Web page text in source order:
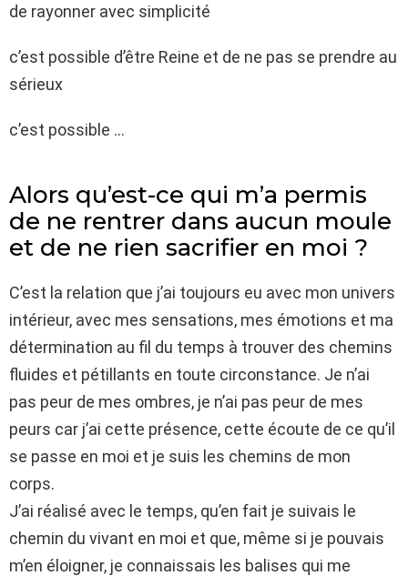
de rayonner avec simplicité
c’est possible d’être Reine et de ne pas se prendre au
sérieux
c’est possible …
Alors qu’est-ce qui m’a permis
de ne rentrer dans aucun moule
et de ne rien sacrifier en moi ?
C’est la relation que j’ai toujours eu avec mon univers
intérieur, avec mes sensations, mes émotions et ma
détermination au fil du temps à trouver des chemins
fluides et pétillants en toute circonstance. Je n’ai
pas peur de mes ombres, je n’ai pas peur de mes
peurs car j’ai cette présence, cette écoute de ce qu’il
se passe en moi et je suis les chemins de mon
corps.
J’ai réalisé avec le temps, qu’en fait je suivais le
chemin du vivant en moi et que, même si je pouvais
m’en éloigner, je connaissais les balises qui me